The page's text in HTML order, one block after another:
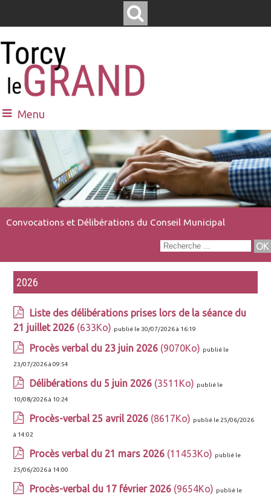
Menu
Convocations et Délibérations du Conseil Municipal
2026
Liste des délibérations prises lors de la séance du
21 juillet 2026 (633Ko) publié le 30/07/2026 à 16:19
Procès verbal du 23 juin 2026 (9070Ko) publié le
23/07/2026 à 09:54
Délibérations du 5 juin 2026 (3511Ko) publié le
10/08/2026 à 10:24
Procès-verbal 25 avril 2026 (8617Ko) publié le 25/06/2026
à 14:02
Procès verbal du 21 mars 2026 (11453Ko) publié le
25/06/2026 à 14:00
Procès-verbal du 17 février 2026 (9654Ko) publié le